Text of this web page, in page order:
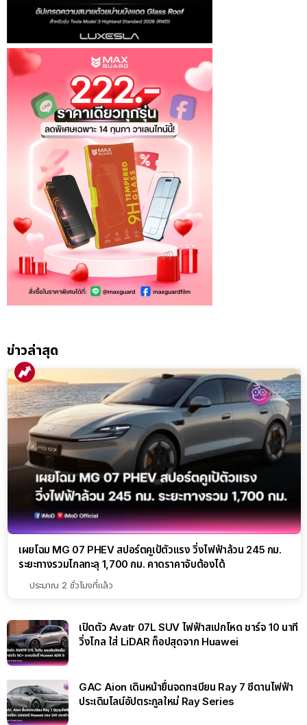
ข่าวล่าสุด
เผยโฉม MG 07 PHEV สปอร์ตคูเป้ตัวแรง วิ่งไฟฟ้าล้วน 245 กม.
ระยะทางรวมไกลทะลุ 1,700 กม. คาดราคาจับต้องได้
ประมาณ 2 ชั่วโมงที่แล้ว
เปิดตัว Avatr 07L SUV ไฟฟ้าสเปกโหด ชาร์จ 10 นาที
วิ่งไกล ใส่ LiDAR ท็อปสุดจาก Huawei
GAC Aion เดินหน้ายื่นจดทะเบียน Ray 7 ซีดานไฟฟ้า
ประเดิมไลน์อัปตระกูลใหม่ Ray Series